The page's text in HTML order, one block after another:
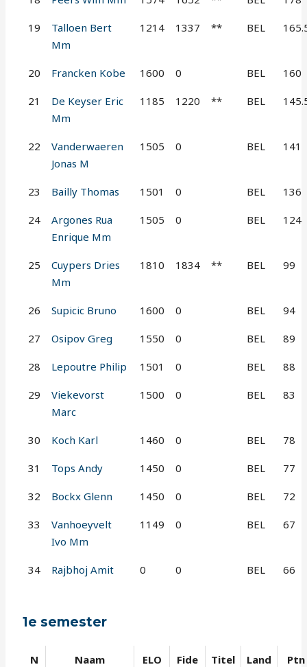
19
Talloen Bert
Mm
1214 1337 ** BEL
20 Francken Kobe 1600 0 BEL 160
21
De Keyser Eric
Mm
1185 1220 ** BEL
22
Vanderwaeren
Jonas M
1505 0 BEL 141
23 Bailly Thomas 1501 0 BEL 136
24
Argones Rua
Enrique Mm
1505 0 BEL 124
25
Cuypers Dries
Mm
1810 1834 ** BEL 99
26 Supicic Bruno 1600 0 BEL 94
27 Osipov Greg 1550 0 BEL 89
28 Lepoutre Philip 1501 0 BEL 88
29
Viekevorst
Marc
1500 0 BEL 83
30 Koch Karl 1460 0 BEL 78
31 Tops Andy 1450 0 BEL 77
32 Bockx Glenn 1450 0 BEL 72
33
Vanhoeyvelt
Ivo Mm
1149 0 BEL 67
34 Rajbhoj Amit 0 0 BEL 66
1e semester
N Naam ELO Fide Titel Land Ptn